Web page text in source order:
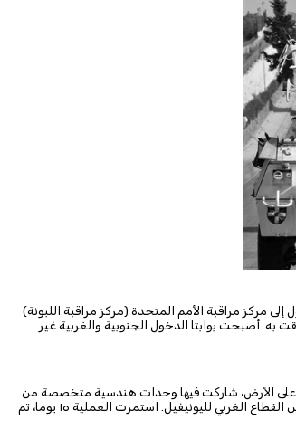
"في أعقاب النزاع المسلح عام ٢٠٢٤، تعرّض الوصول إلى مركز مراقبة الأمم المتحدة (مركز مراقبة اللبونة)
به. أصبحت بوابتا الدخول الجنوبية والغربية غير
على الأرض، شاركت فيها وحدات هندسية متخصصة من
القطاع الغربي لليونيفيل
استمرت العملية ١٥ يوما، تم